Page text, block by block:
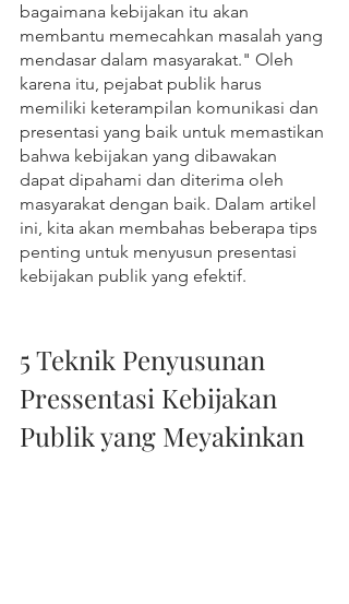
bagaimana kebijakan itu akan
membantu memecahkan masalah yang
mendasar dalam masyarakat." Oleh
karena itu, pejabat publik harus
memiliki keterampilan komunikasi dan
presentasi yang baik untuk memastikan
bahwa kebijakan yang dibawakan
dapat dipahami dan diterima oleh
masyarakat dengan baik. Dalam artikel
ini, kita akan membahas beberapa tips
penting untuk menyusun presentasi
kebijakan publik yang efektif.
5 Teknik Penyusunan
Pressentasi Kebijakan
Publik yang Meyakinkan